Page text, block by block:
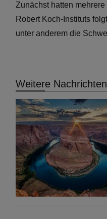
Zunächst hatten
Robert Koch-Instituts
unter anderem die
Weitere Nachrichten